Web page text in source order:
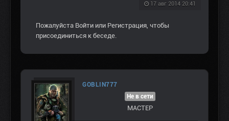
17 авг 2014 20:41
Пожалуйста Войти или Регистрация, чтобы
присоединиться к беседе.
GOBLIN777
Не в сети
МАСТЕР